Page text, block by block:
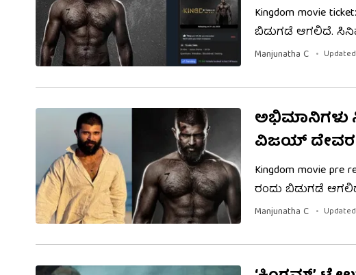
Kingdom movie
ಬಿಡುಗಡೆ ಆಗಲಿದೆ.
ದಿನಗಳಲ್ಲಿ ದಾಖಲೆ
Manjunatha C
ಅಭಿಮಾನಿಗಳು
ವಿಜಯ್
Kingdom movie
ರಂದು ಬಿಡುಗಡೆ
ಅಭಿಮಾನಿಗಳ
Manjunatha C